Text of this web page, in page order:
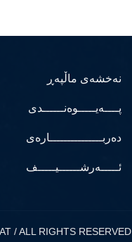
نەخشەی ماڵپەڕ
پــــەیـــــوەنــــــدی
دەربـــــــــــــــارەی
ئـــــەرشــــــیـــــف
/ ALL RIGHTS RESERVED